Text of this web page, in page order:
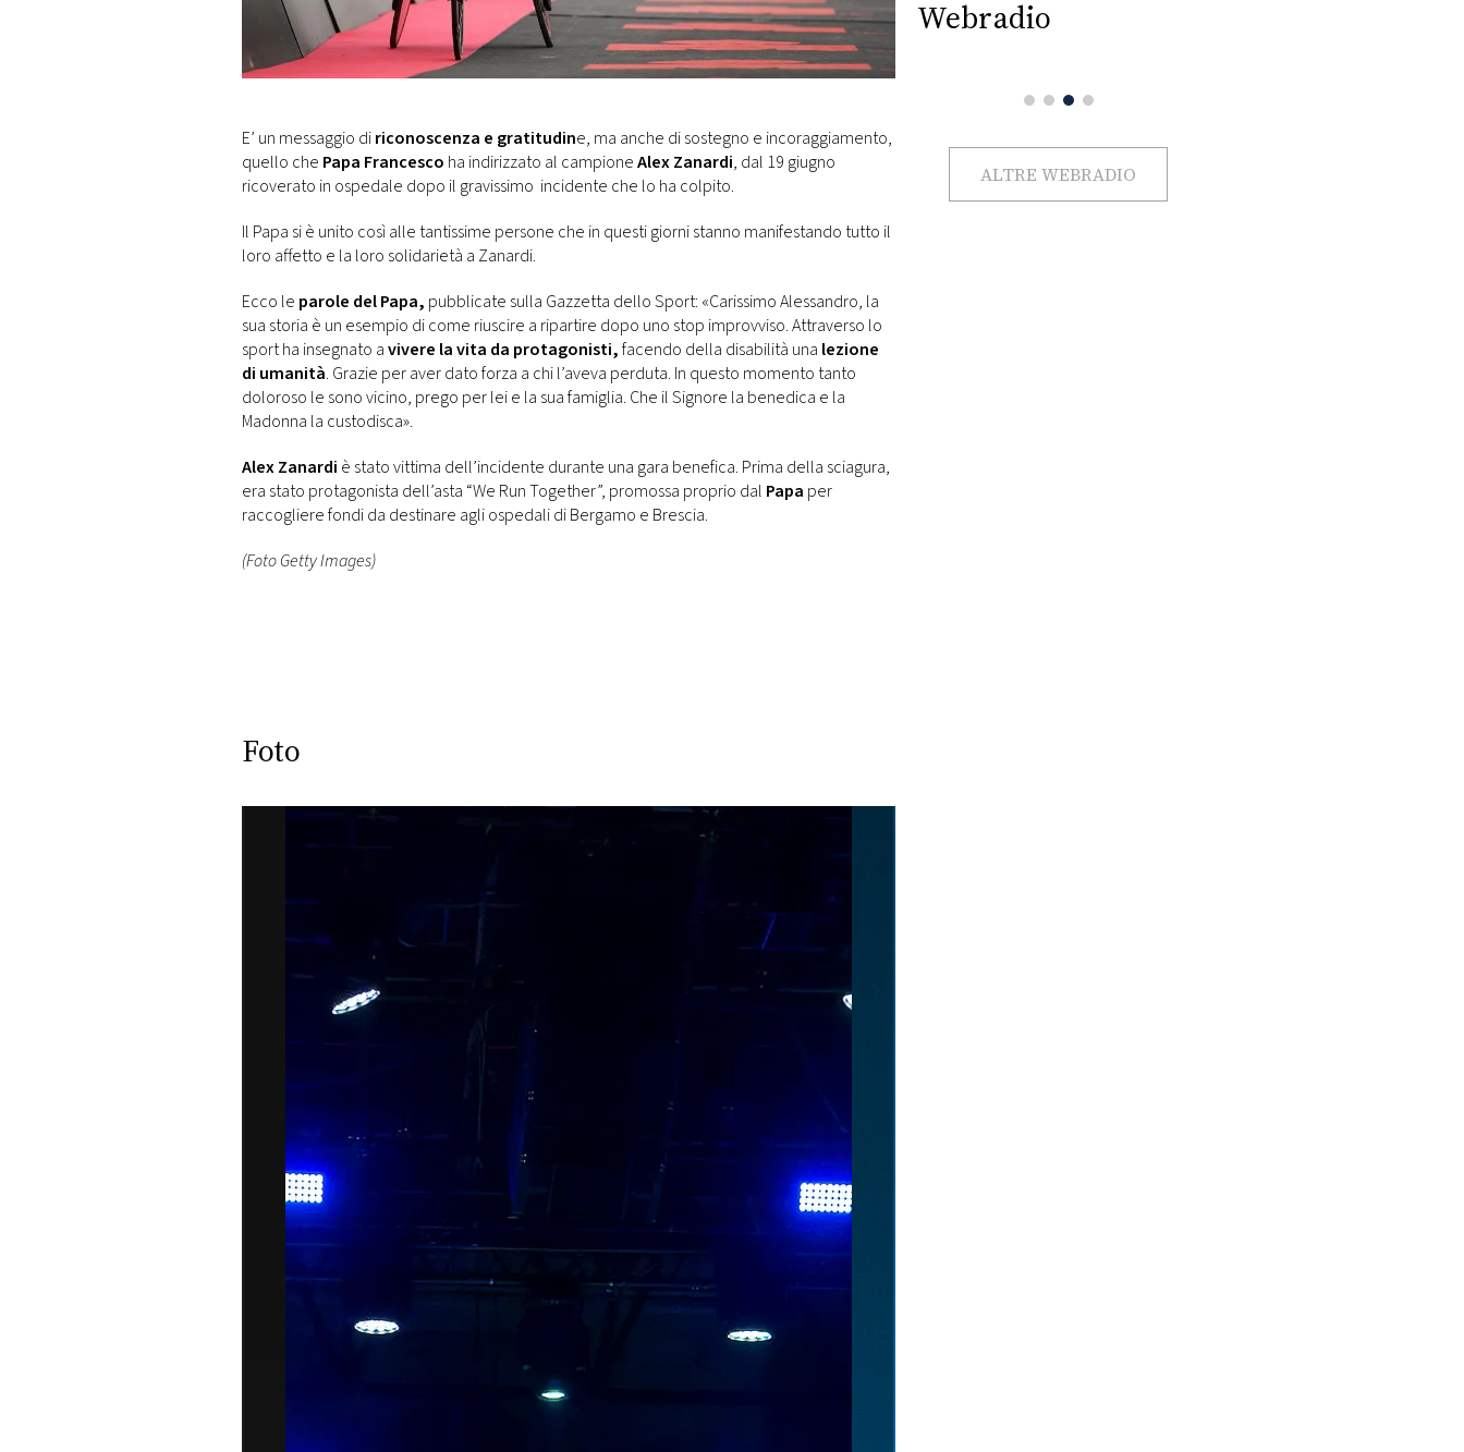
MONACO
E’ un messaggio diriconoscenza e gratitudine, ma anche di sostegno e incoraggiamento,
quello che Papa Francesco ha indirizzato al campioneAlex Zanardi, dal 19 giugno
ricoverato in ospedale dopo il gravissimo incidente che lo ha colpito.
Il Papa si è unito così alle tantissime persone che in questi giorni stanno manifestando tutto il
loro affetto e la loro solidarietà a Zanardi.
Ecco le parole del Papa, pubblicate sulla Gazzetta dello Sport: «Carissimo Alessandro, la
sua storia è un esempio di come riuscire a ripartire dopo uno stop improvviso. Attraverso lo
sport ha insegnato avivere la vita da protagonisti,facendo della disabilità una lezione
di umanità. Grazie per aver dato forza a chi l’aveva perduta. In questo momento tanto
doloroso le sono vicino, prego per lei e la sua famiglia. Che il Signore la benedica e la
Madonna la custodisca».
Alex Zanardi è stato vittima dell’incidente durante una gara benefica. Prima della sciagura,
era stato protagonista dell’asta “We Run Together”, promossa proprio dal Papa per
raccogliere fondi da destinare agli ospedali di Bergamo e Brescia.
(Foto Getty Images)
Foto
Webradio
ALTRE WEBRADIO